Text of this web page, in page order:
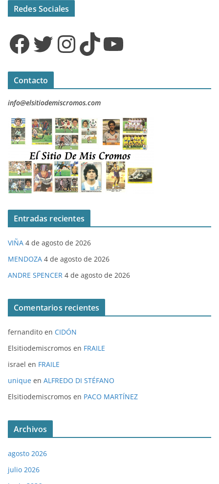
Redes Sociales
Facebook Twitter InstagramTikTok YouTube
Contacto
info@elsitiodemiscromos.com
Entradas recientes
VIÑA 4 de agosto de 2026
MENDOZA 4 de agosto de 2026
ANDRE SPENCER 4 de agosto de 2026
Comentarios recientes
fernandito en CIDÓN
Elsitiodemiscromos en FRAILE
israel en FRAILE
unique en ALFREDO DI STÉFANO
Elsitiodemiscromos en PACO MARTÍNEZ
Archivos
agosto 2026
julio 2026